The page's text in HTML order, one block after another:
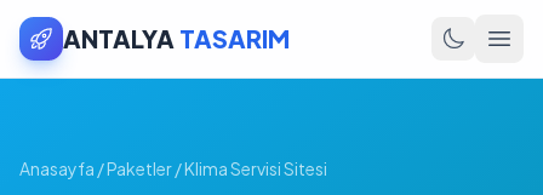
ANTALYA TASARIM
Anasayfa /Paketler/Klima Servisi Sitesi